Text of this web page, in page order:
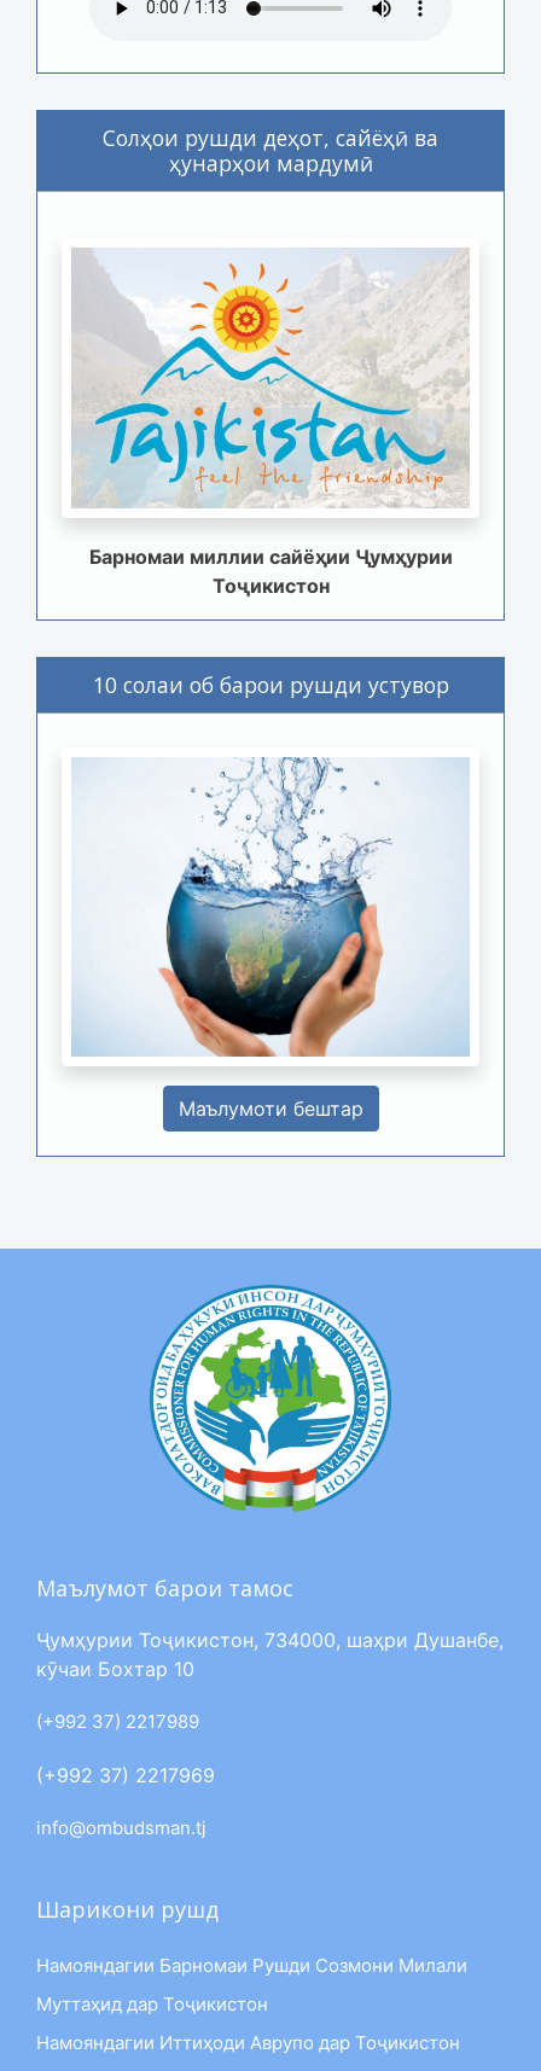
Солҳои рушди деҳот, сайёҳӣ ва
ҳунарҳои мардумӣ
Барномаи миллии сайёҳии Ҷумҳурии
Тоҷикистон
10 солаи об барои рушди устувор
Маълумоти бештар
Маълумот барои тамос
Ҷумҳурии Тоҷикистон, 734000, шаҳри Душанбе,
кӯчаи Бохтар 10
(+992 37) 2217989
(+992 37) 2217969
info@ombudsman.tj
Шарикони рушд
Намояндагии Барномаи Рушди Созмони Милали
Муттаҳид дар Тоҷикистон
Намояндагии Иттиҳоди Аврупо дар Тоҷикистон